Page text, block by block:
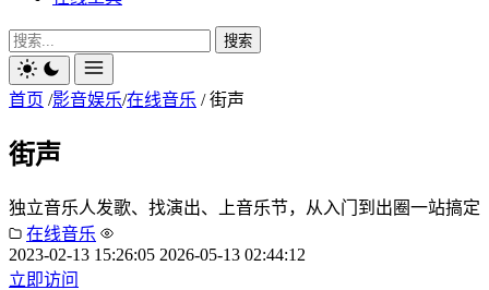
搜索
首页 /影音娱乐/在线音乐 / 街声
街声
独立音乐人发歌、找演出、上音乐节，从入门到出圈一站搞定
在线音乐
2023-02-13 15:26:05 2026-05-13 02:44:12
立即访问